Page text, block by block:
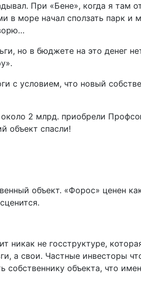
При «Бене», когда я там
море начал сползать парк и
но в бюджете на это денег
с условием, что новый
2 млрд. приобрели
объект спасли!
объект. «Форос» ценен
никак не госструктуре,
а свои. Частные инвесторы
объекта, что